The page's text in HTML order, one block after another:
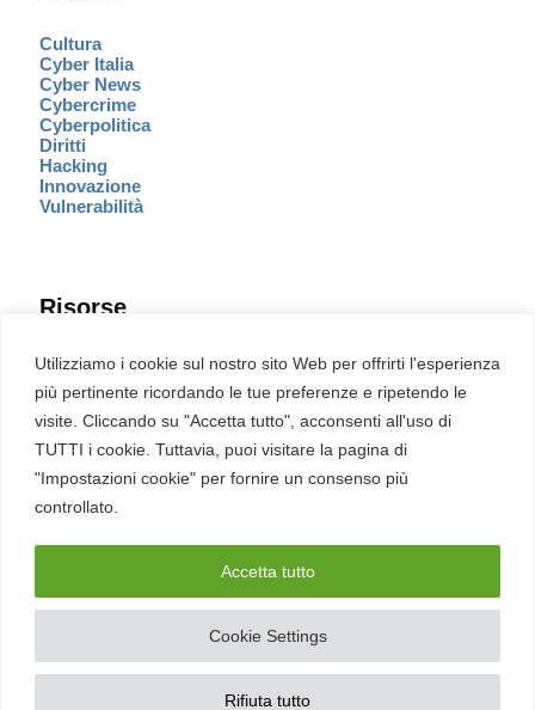
Utilizziamo i cookie sul nostro sito Web per offrirti l'esperienza
più pertinente ricordando le tue preferenze e ripetendo le
visite. Cliccando su "Accetta tutto", acconsenti all'uso di
TUTTI i cookie. Tuttavia, puoi visitare la pagina di
"Impostazioni cookie" per fornire un consenso più
controllato.
Cookie Settings
Rifiuta tutto
Accetta tutto
Cultura
Cyber Italia
Cyber News
Cybercrime
Cyberpolitica
Diritti
Hacking
Innovazione
Vulnerabilità
Risorse
Eventi
Fumetto Cyber
Newsletter
Servizi
Pubblicità
English
Ultime CVE critiche
2026 – REDHOTCYBER Srl. Tutti i diritti riservati